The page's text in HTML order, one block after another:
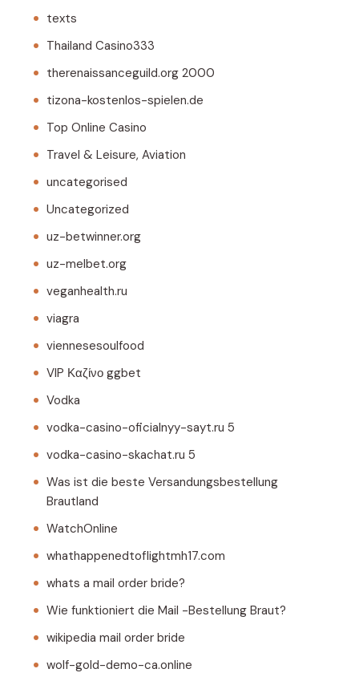
texts
Thailand Casino333
therenaissanceguild.org 2000
tizona-kostenlos-spielen.de
Top Online Casino
Travel & Leisure, Aviation
uncategorised
Uncategorized
uz-betwinner.org
uz-melbet.org
veganhealth.ru
viagra
viennesesoulfood
VIP Καζίνο ggbet
Vodka
vodka-casino-oficialnyy-sayt.ru 5
vodka-casino-skachat.ru 5
Was ist die beste Versandungsbestellung
Brautland
WatchOnline
whathappenedtoflightmh17.com
whats a mail order bride?
Wie funktioniert die Mail -Bestellung Braut?
wikipedia mail order bride
wolf-gold-demo-ca.online